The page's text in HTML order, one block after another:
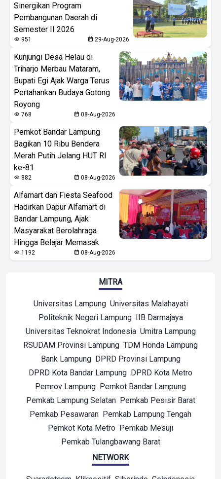
Sinergikan Program
Pembangunan Daerah di
Semester II 2026
951 29-Aug-2026
Kunjungi Desa Helau di
Triharjo Merbau Mataram,
Bupati Egi Ajak Warga Terus
Pertahankan Budaya Gotong
Royong
768 08-Aug-2026
Pemkot Bandar Lampung
Bagikan 10 Ribu Bendera
Merah Putih Jelang HUT RI
ke-81
882 08-Aug-2026
Alfamart dan Fiesta Seafood
Hadirkan Dapur Alfamart di
Bandar Lampung, Ajak
Masyarakat Berolahraga
Hingga Belajar Memasak
1192 08-Aug-2026
MITRA
Universitas Lampung Universitas Malahayati
Politeknik Negeri Lampung IIB Darmajaya
Universitas Teknokrat Indonesia Umitra Lampung
RSUDAM Provinsi Lampung TDM Honda Lampung
Bank Lampung DPRD Provinsi Lampung
DPRD Kota Bandar Lampung DPRD Kota Metro
Pemrov Lampung Pemkot Bandar Lampung
Pemkab Lampung Selatan Pemkab Pesisir Barat
Pemkab Pesawaran Pemkab Lampung Tengah
Pemkot Kota Metro Pemkab Mesuji
Pemkab Tulangbawang Barat
NETWORK